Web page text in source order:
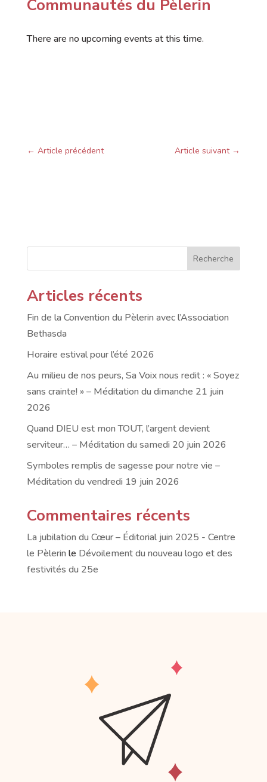
Communautés du Pèlerin
There are no upcoming events at this time.
← Article précédent Article suivant→
Recherche
Articles récents
Fin de la Convention du Pèlerin avec l’Association
Bethasda
Horaire estival pour l’été 2026
Au milieu de nos peurs, Sa Voix nous redit : « Soyez
sans crainte! » – Méditation du dimanche 21 juin
2026
Quand DIEU est mon TOUT, l’argent devient
serviteur… – Méditation du samedi 20 juin 2026
Symboles remplis de sagesse pour notre vie –
Méditation du vendredi 19 juin 2026
Commentaires récents
La jubilation du Cœur – Éditorial juin 2025 - Centre
le Pèlerin le Dévoilement du nouveau logo et des
festivités du 25e